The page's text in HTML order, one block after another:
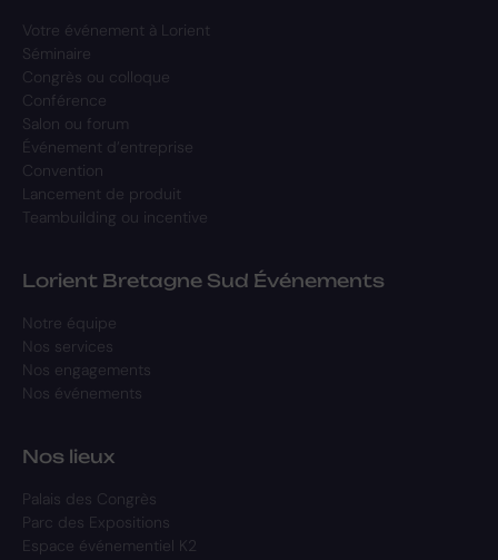
Votre événement à Lorient
Séminaire
Congrès ou colloque
Conférence
Salon ou forum
Événement d’entreprise
Convention
Lancement de produit
Teambuilding ou incentive
Lorient Bretagne Sud Événements
Notre équipe
Nos services
Nos engagements
Nos événements
Nos lieux
Palais des Congrès
Parc des Expositions
Espace événementiel K2